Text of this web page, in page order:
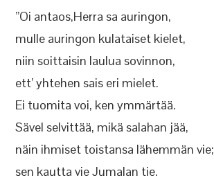
”Oi antaos,Herra sa auringon,
mulle auringon kulataiset kielet,
niin soittaisin laulua sovinnon,
ett’ yhtehen sais eri mielet.
Ei tuomita voi, ken ymmärtää.
Sävel selvittää, mikä salahan jää,
näin ihmiset toistansa lähemmän vie;
sen kautta vie Jumalan tie.